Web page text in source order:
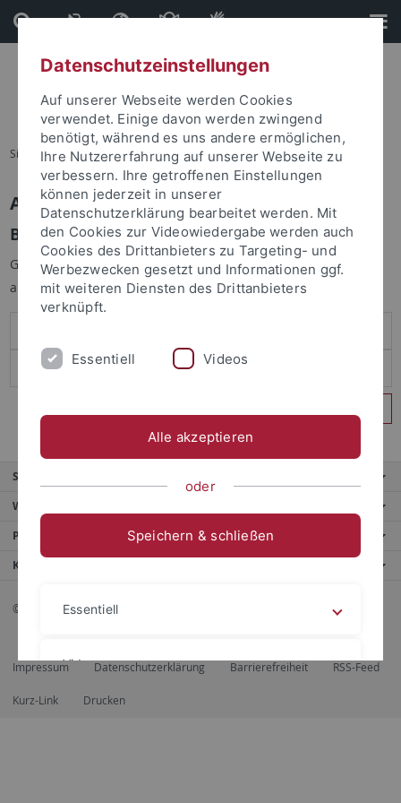
Direkt
zum
Inhalt
Direkt
zur
Fußleiste
Sie sind hier: Startseite
Anmelden
Benutzeranmeldung
Geben Sie Ihren Benutzernamen und Ihr Passwort an um sich
anzumelden:
Service
Weitere Angebote
Portale
Kontaktinfo
© 2026 Eberhard Karls Universität Tübingen, Tübingen
Impressum Datenschutzerklärung Barrierefreiheit RSS-Feed
Kurz-Link Drucken
Datenschutzeinstellungen
Auf unserer Webseite werden Cookies
verwendet. Einige davon werden zwingend
benötigt, während es uns andere ermöglichen,
Ihre Nutzererfahrung auf unserer Webseite zu
verbessern. Ihre getroffenen Einstellungen
können jederzeit in unserer
Datenschutzerklärung bearbeitet werden. Mit
den Cookies zur Videowiedergabe werden auch
Cookies des Drittanbieters zu Targeting- und
Werbezwecken gesetzt und Informationen ggf.
mit weiteren Diensten des Drittanbieters
verknüpft.
Essentiell Videos
Alle akzeptieren
oder
Speichern & schließen
Essentiell
Videos